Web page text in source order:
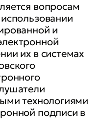
вопросам
и
их в системах
технологиями
подписи в